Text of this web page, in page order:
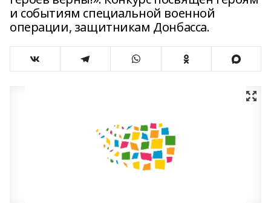
и событиям специальной военной
операции, защитникам Донбасса.